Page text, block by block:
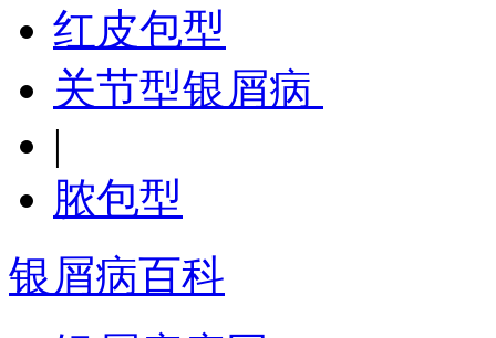
红皮包型
关节型银屑病
|
脓包型
银屑病百科